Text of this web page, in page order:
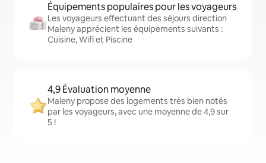
Équipements populaires pour les voyageurs
Les voyageurs effectuant des séjours direction
Maleny apprécient les équipements suivants :
Cuisine, Wifi et Piscine
4,9 Évaluation moyenne
Maleny propose des logements très bien notés
par les voyageurs, avec une moyenne de 4,9 sur
5 !